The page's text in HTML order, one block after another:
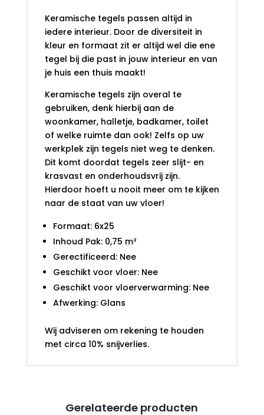
Keramische tegels passen altijd in
iedere interieur. Door de diversiteit in
kleur en formaat zit er altijd wel die ene
tegel bij die past in jouw interieur en van
je huis een thuis maakt!
Keramische tegels zijn overal te
gebruiken, denk hierbij aan de
woonkamer, halletje, badkamer, toilet
of welke ruimte dan ook! Zelfs op uw
werkplek zijn tegels niet weg te denken.
Dit komt doordat tegels zeer slijt- en
krasvast en onderhoudsvrij zijn.
Hierdoor hoeft u nooit meer om te kijken
naar de staat van uw vloer!
Formaat: 6x25
Inhoud Pak: 0,75 m²
Gerectificeerd: Nee
Geschikt voor vloer: Nee
Geschikt voor vloerverwarming: Nee
Afwerking: Glans
Wij adviseren om rekening te houden
met circa 10% snijverlies.
Gerelateerde producten